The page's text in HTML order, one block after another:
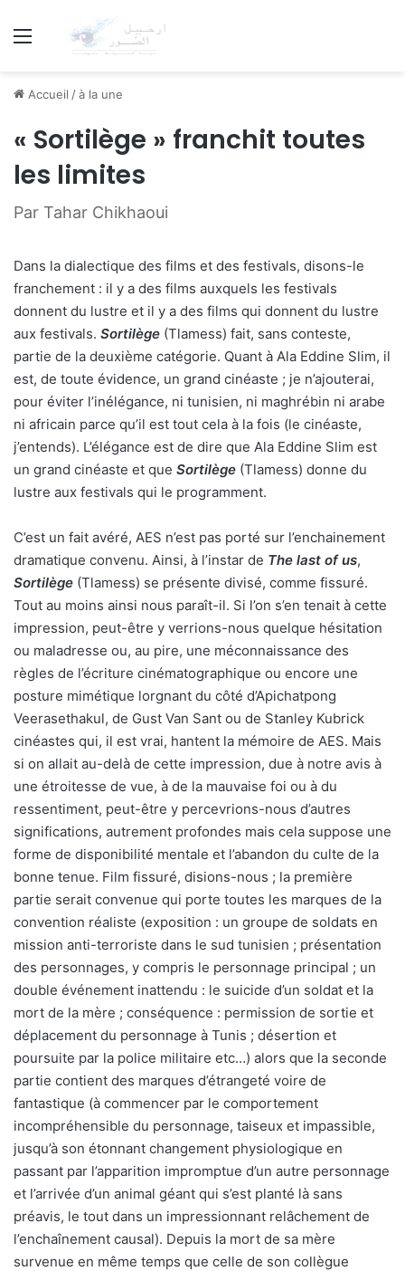
Menu
Accueil /à la une
« Sortilège » franchit toutes
les limites
Par Tahar Chikhaoui
Dans la dialectique des films et des festivals, disons-le
franchement : il y a des films auxquels les festivals
donnent du lustre et il y a des films qui donnent du lustre
aux festivals. Sortilège (Tlamess) fait, sans conteste,
partie de la deuxième catégorie. Quant à Ala Eddine Slim, il
est, de toute évidence, un grand cinéaste ; je n’ajouterai,
pour éviter l’inélégance, ni tunisien, ni maghrébin ni arabe
ni africain parce qu’il est tout cela à la fois (le cinéaste,
j’entends). L’élégance est de dire que Ala Eddine Slim est
un grand cinéaste et que Sortilège (Tlamess) donne du
lustre aux festivals qui le programment.
C’est un fait avéré, AES n’est pas porté sur l’enchainement
dramatique convenu. Ainsi, à l’instar de The last of us,
Sortilège (Tlamess) se présente divisé, comme fissuré.
Tout au moins ainsi nous paraît-il. Si l’on s’en tenait à cette
impression, peut-être y verrions-nous quelque hésitation
ou maladresse ou, au pire, une méconnaissance des
règles de l’écriture cinématographique ou encore une
posture mimétique lorgnant du côté d’Apichatpong
Veerasethakul, de Gust Van Sant ou de Stanley Kubrick
cinéastes qui, il est vrai, hantent la mémoire de AES. Mais
si on allait au-delà de cette impression, due à notre avis à
une étroitesse de vue, à de la mauvaise foi ou à du
ressentiment, peut-être y percevrions-nous d’autres
significations, autrement profondes mais cela suppose une
forme de disponibilité mentale et l’abandon du culte de la
bonne tenue. Film fissuré, disions-nous ; la première
partie serait convenue qui porte toutes les marques de la
convention réaliste (exposition : un groupe de soldats en
mission anti-terroriste dans le sud tunisien ; présentation
des personnages, y compris le personnage principal ; un
double événement inattendu : le suicide d’un soldat et la
mort de la mère ; conséquence : permission de sortie et
déplacement du personnage à Tunis ; désertion et
poursuite par la police militaire etc…) alors que la seconde
partie contient des marques d’étrangeté voire de
fantastique (à commencer par le comportement
incompréhensible du personnage, taiseux et impassible,
jusqu’à son étonnant changement physiologique en
passant par l’apparition impromptue d’un autre personnage
et l’arrivée d’un animal géant qui s’est planté là sans
préavis, le tout dans un impressionnant relâchement de
l’enchaînement causal). Depuis la mort de sa mère
survenue en même temps que celle de son collègue